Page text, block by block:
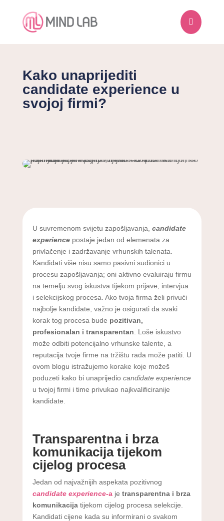

Kako unaprijediti
candidate experience u
svojoj firmi?
U suvremenom svijetu zapošljavanja, candidate
experiencepostaje jedan od elemenata za
privlačenje i zadržavanje vrhunskih talenata.
Kandidati više nisu samo pasivni sudionici u
procesu zapošljavanja; oni aktivno evaluiraju firmu
na temelju svog iskustva tijekom prijave, intervjua
i selekcijskog procesa. Ako tvoja firma želi privući
najbolje kandidate, važno je osigurati da svaki
korak tog procesa bude pozitivan,
profesionalan i transparentan . Loše iskustvo
može odbiti potencijalno vrhunske talente, a
reputacija tvoje firme na tržištu rada može patiti. U
ovom blogu istražujemo korake koje možeš
poduzeti kako bi unaprijedio candidate experience
u tvojoj firmi i time privukao najkvalificiranije
kandidate.
Transparentna i brza
komunikacija tijekom
cijelog procesa
Jedan od najvažnijih aspekata pozitivnog
candidate experience-aje transparentna i brza
komunikacijatijekom cijelog procesa selekcije.
Kandidati cijene kada su informirani o svakom